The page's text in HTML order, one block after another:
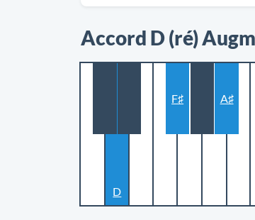
Accord D (ré)
D
F♯ A♯